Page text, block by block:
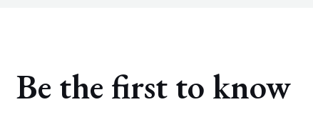
Be the first to know